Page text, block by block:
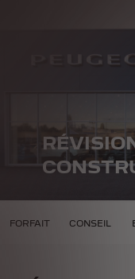
FORFAIT CONSEIL